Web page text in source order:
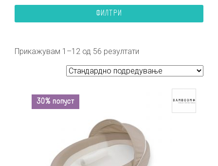
ФИЛТРИ
Прикажувам 1–12 од 56 резултати
30% попуст